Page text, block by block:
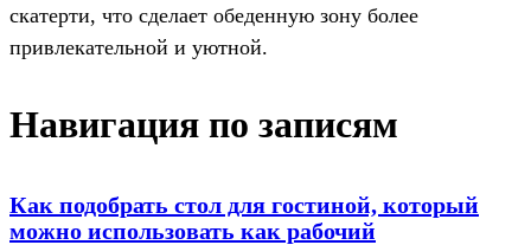
скатерти, что сделает обеденную зону более
привлекательной и уютной.
Навигация по записям
Как подобрать стол для гостиной, который
можно использовать как рабочий